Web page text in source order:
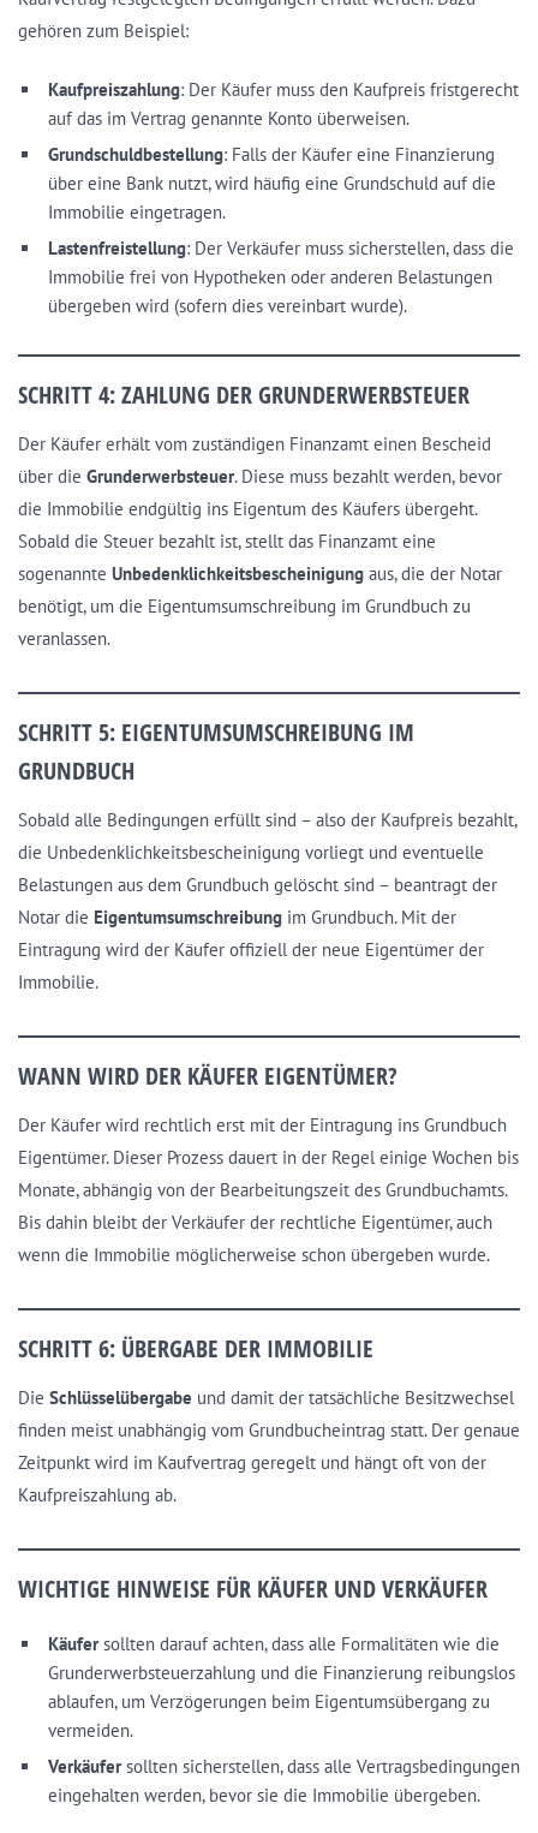
gehören zum Beispiel:
Kaufpreiszahlung: Der Käufer muss den Kaufpreis fristgerecht
auf das im Vertrag genannte Konto überweisen.
Grundschuldbestellung: Falls der Käufer eine Finanzierung
über eine Bank nutzt, wird häufig eine Grundschuld auf die
Immobilie eingetragen.
Lastenfreistellung: Der Verkäufer muss sicherstellen, dass die
Immobilie frei von Hypotheken oder anderen Belastungen
übergeben wird (sofern dies vereinbart wurde).
SCHRITT 4: ZAHLUNG DER GRUNDERWERBSTEUER
Der Käufer erhält vom zuständigen Finanzamt einen Bescheid
über die Grunderwerbsteuer. Diese muss bezahlt werden, bevor
die Immobilie endgültig ins Eigentum des Käufers übergeht.
Sobald die Steuer bezahlt ist, stellt das Finanzamt eine
sogenannte Unbedenklichkeitsbescheinigung aus, die der Notar
benötigt, um die Eigentumsumschreibung im Grundbuch zu
veranlassen.
SCHRITT 5: EIGENTUMSUMSCHREIBUNG IM
GRUNDBUCH
Sobald alle Bedingungen erfüllt sind – also der Kaufpreis bezahlt,
die Unbedenklichkeitsbescheinigung vorliegt und eventuelle
Belastungen aus dem Grundbuch gelöscht sind – beantragt der
Notar die Eigentumsumschreibung im Grundbuch. Mit der
Eintragung wird der Käufer offiziell der neue Eigentümer der
Immobilie.
WANN WIRD DER KÄUFER EIGENTÜMER?
Der Käufer wird rechtlich erst mit der Eintragung ins Grundbuch
Eigentümer. Dieser Prozess dauert in der Regel einige Wochen bis
Monate, abhängig von der Bearbeitungszeit des Grundbuchamts.
Bis dahin bleibt der Verkäufer der rechtliche Eigentümer, auch
wenn die Immobilie möglicherweise schon übergeben wurde.
SCHRITT 6: ÜBERGABE DER IMMOBILIE
Die Schlüsselübergabe und damit der tatsächliche Besitzwechsel
finden meist unabhängig vom Grundbucheintrag statt. Der genaue
Zeitpunkt wird im Kaufvertrag geregelt und hängt oft von der
Kaufpreiszahlung ab.
WICHTIGE HINWEISE FÜR KÄUFER UND VERKÄUFER
Käufersollten darauf achten, dass alle Formalitäten wie die
Grunderwerbsteuerzahlung und die Finanzierung reibungslos
ablaufen, um Verzögerungen beim Eigentumsübergang zu
vermeiden.
Verkäufersollten sicherstellen, dass alle Vertragsbedingungen
eingehalten werden, bevor sie die Immobilie übergeben.